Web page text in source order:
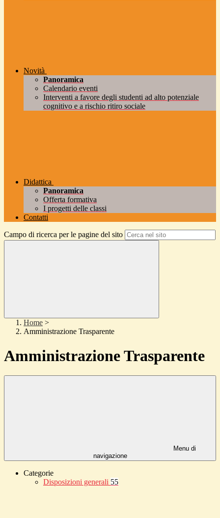
Novità
Panoramica
Calendario eventi
Interventi a favore degli studenti ad alto potenziale
cognitivo e a rischio ritiro sociale
Didattica
Panoramica
Offerta formativa
I progetti delle classi
Contatti
Campo di ricerca per le pagine del sito
Home >
Amministrazione Trasparente
Amministrazione Trasparente
Menu di
navigazione
Categorie
Disposizioni generali 55